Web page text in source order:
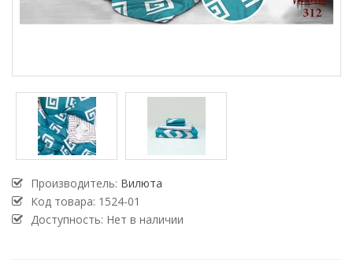
Производитель: Вилюта
Код товара: 1524-01
Доступность: Нет в наличии